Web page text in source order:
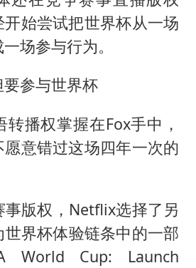
始尝试把世界杯从一场
场参与行为。
参与世界杯
播权掌握在Fox手中，
意错过这场四年一次的
版权，Netflix选择了另
界杯体验链条中的一部
Cup: Launch